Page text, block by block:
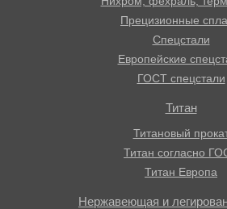
Прецизионные
Спецстали
Европейские
ГОСТ спецстали
Титан
Титановый
Титан согласно
Титан Европа
Нержавеющая и